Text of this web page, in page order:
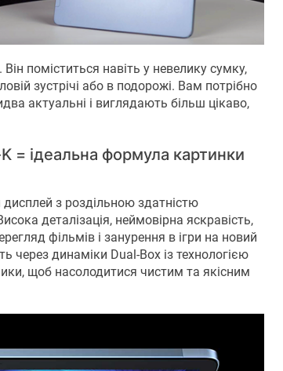
поміститься навіть у невелику сумку,
зустрічі або в подорожі. Вам потрібно
актуальні і виглядають більш цікаво,
= ідеальна формула картинки
з роздільною здатністю
деталізація, неймовірна яскравість,
фільмів і занурення в ігри на новий
через динаміки Dual-Box із технологією
щоб насолодитися чистим та якісним